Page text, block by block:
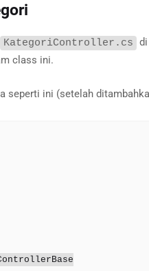
KategoriController.cs
class ini.
seperti ini (setelah